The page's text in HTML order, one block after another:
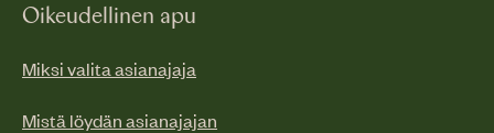
Oikeudellinen apu
Miksi valita asianajaja
Mistä löydän asianajajan